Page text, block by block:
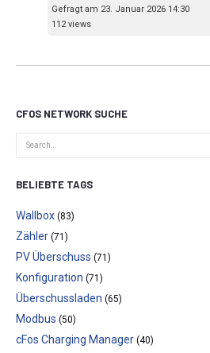
Gefragt am 23. Januar 2026 14:30
112 views
CFOS NETWORK SUCHE
BELIEBTE TAGS
Wallbox (83)
Zähler (71)
PV Überschuss (71)
Konfiguration (71)
Überschussladen (65)
Modbus (50)
cFos Charging Manager (40)